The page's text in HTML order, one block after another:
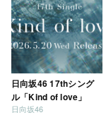
日向坂46 17thシング
ル「Kind of love」
日向坂46